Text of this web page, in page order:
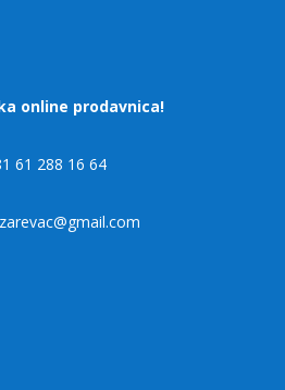
online prodavnica!
61 288 16 64